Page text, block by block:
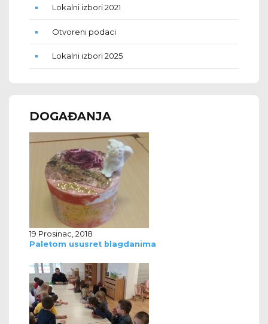
Lokalni izbori 2021
Otvoreni podaci
Lokalni izbori 2025
DOGAĐANJA
19 Prosinac, 2018
Paletom ususret blagdanima